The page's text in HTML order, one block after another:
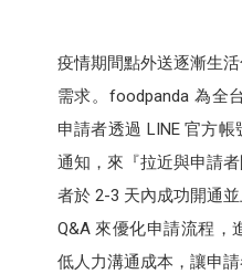
疫情期間點外送逐漸生
需求。foodpanda 為全
申請者透過 LINE 官方
通知，來『拉近與申請
者於 2-3 天內成功開通
Q&A 來優化申請流程，
低人力溝通成本，讓申